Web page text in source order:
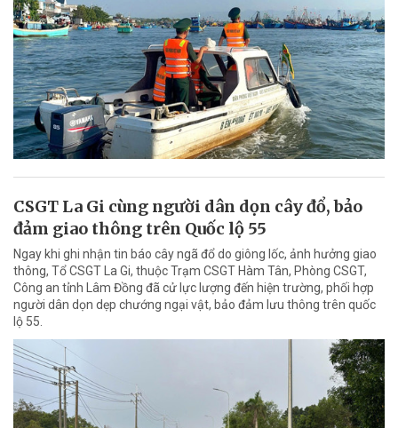
CSGT La Gi cùng người dân dọn cây đổ, bảo
đảm giao thông trên Quốc lộ 55
Ngay khi ghi nhận tin báo cây ngã đổ do giông lốc, ảnh hưởng giao
thông, Tổ CSGT La Gi, thuộc Trạm CSGT Hàm Tân, Phòng CSGT,
Công an tỉnh Lâm Đồng đã cử lực lượng đến hiện trường, phối hợp
người dân dọn dẹp chướng ngại vật, bảo đảm lưu thông trên quốc
lộ 55.